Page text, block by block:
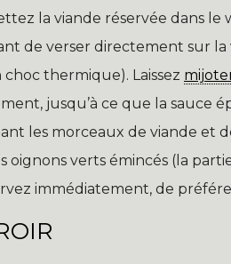
la viande réservée dans le
de verser directement sur
thermique). Laissez
jusqu’à ce que la sauce
les morceaux de viande et
oignons verts émincés (la
immédiatement, de